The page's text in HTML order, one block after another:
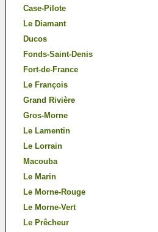
Case-Pilote
Le Diamant
Ducos
Fonds-Saint-Denis
Fort-de-France
Le François
Grand Rivière
Gros-Morne
Le Lamentin
Le Lorrain
Macouba
Le Marin
Le Morne-Rouge
Le Morne-Vert
Le Prêcheur